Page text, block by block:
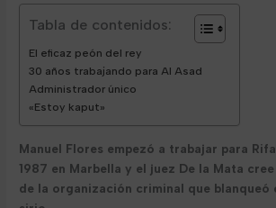
Tabla de contenidos:
El eficaz peón del rey
30 años trabajando para Al Asad
Administrador único
«Estoy kaput»
Manuel Flores empezó a trabajar para
1987 en Marbella y el juez De la Mata
de la organización criminal que blanqueó